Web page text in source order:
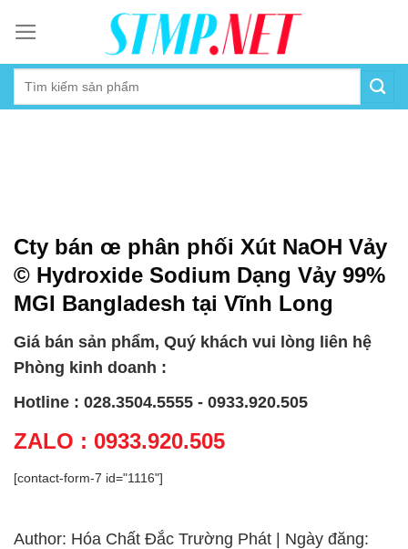
content
Cty bán œ phân phối Xút NaOH Vảy
© Hydroxide Sodium Dạng Vảy 99%
MGI Bangladesh tại Vĩnh Long
Giá bán sản phẩm, Quý khách vui lòng liên hệ
Phòng kinh doanh :
Hotline : 028.3504.5555 - 0933.920.505
ZALO : 0933.920.505
[contact-form-7 id="1116"]
Author: Hóa Chất Đắc Trường Phát | Ngày đăng: